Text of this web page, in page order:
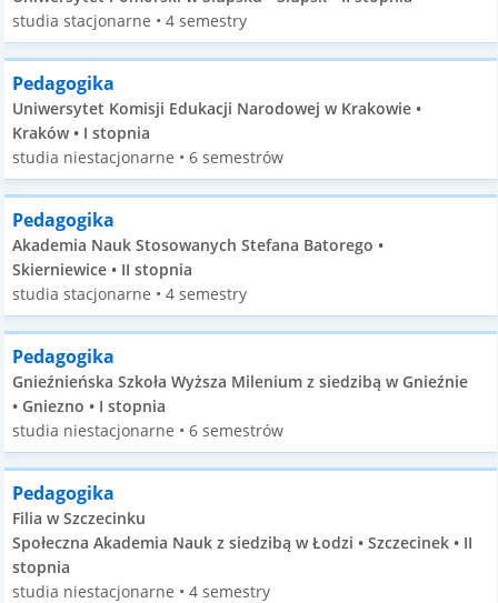
studia stacjonarne • 4 semestry
Pedagogika
Uniwersytet Komisji Edukacji Narodowej w Krakowie •
Kraków • I stopnia
studia niestacjonarne • 6 semestrów
Pedagogika
Akademia Nauk Stosowanych Stefana Batorego •
Skierniewice • II stopnia
studia stacjonarne • 4 semestry
Pedagogika
Gnieźnieńska Szkoła Wyższa Milenium z siedzibą w Gnieźnie
• Gniezno • I stopnia
studia niestacjonarne • 6 semestrów
Pedagogika
Filia w Szczecinku
Społeczna Akademia Nauk z siedzibą w Łodzi • Szczecinek • II
stopnia
studia niestacjonarne • 4 semestry